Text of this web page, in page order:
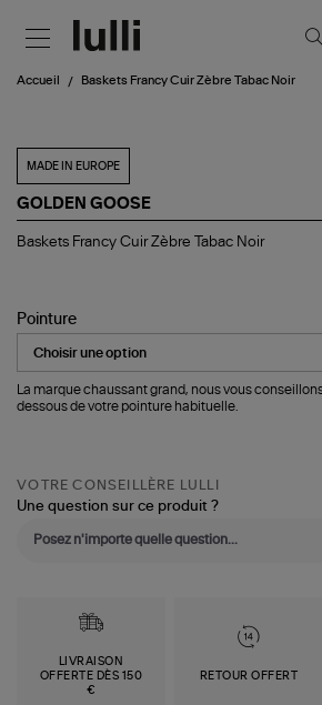
Accueil Baskets Francy Cuir Zèbre Tabac Noir
MADE IN EUROPE
GOLDEN GOOSE
Baskets
Tabac
Noir
Baskets Francy Cuir Zèbre Tabac Noir
Pointure
La marque chaussant grand, nous vous
dessous de votre pointure habituelle.
VOTRE CONSEILLÈRE LULLI
Une question sur ce produit ?
LIVRAISON
OFFERTE DÈS 150
€
RETOUR OFFERT